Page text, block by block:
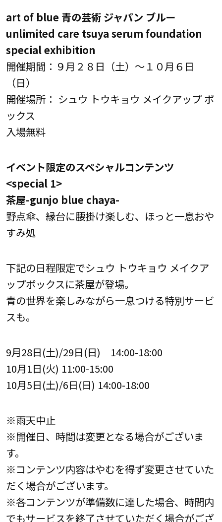
art of blue 青の芸術 ジャパン ブルー
unlimited care tsuya serum foundation
special exhibition
開催期間：９月２８日（土）～１０月６日
（日）
開催場所： シュウ トウキョウ メイクアップ ボ
ックス
入場無料
イベント限定のスペシャルコンテンツ
<special 1>
茶屋-gunjo blue chaya-
野点傘、縁台に腰掛け楽しむ、ほっと一息おや
すみ処
下記の日程限定でシュウ トウキョウ メイクア
ップボックスに茶屋が登場。
青の世界を楽しみながら一息つける特別サービ
スも。
9月28日(土)/29日(日) 14:00-18:00
10月1日(火) 11:00-15:00
10月5日(土)/6日(日) 14:00-18:00
※雨天中止
※開催日、時間は変更となる場合がございま
す。
※コンテンツ内容はやむを得ず変更させていた
だく場合がございます。
※各コンテンツが準備数に達した場合、時間内
でもサービスを終了させていただく場合がござ